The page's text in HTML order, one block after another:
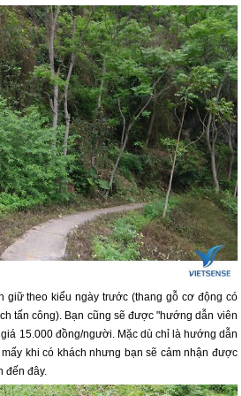
giữ theo kiểu ngày trước (thang gỗ cơ động có
tấn công). Bạn cũng sẽ được "hướng dẫn viên
15.000 đồng/người. Mặc dù chỉ là hướng dẫn
khi có khách nhưng bạn sẽ cảm nhận được
đến đây.